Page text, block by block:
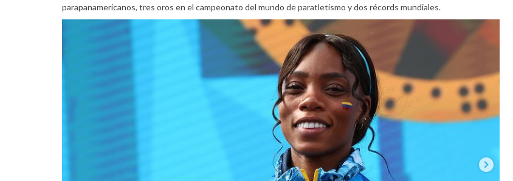
parapanamericanos, tres oros en el campeonato del mundo de paratletismo y dos récords mundiales.